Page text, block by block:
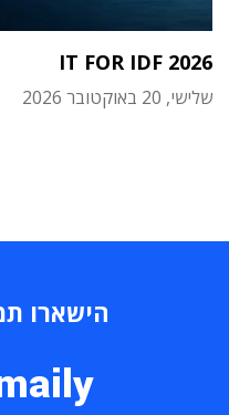
IT FOR IDF 2026
שלישי, 20 באוקטובר 2026
הישארו